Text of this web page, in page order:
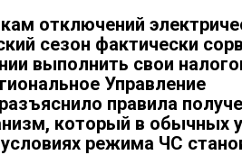
отключений
сезон фактически
выполнить свои
Управление
правила
который в обычных
режима ЧС